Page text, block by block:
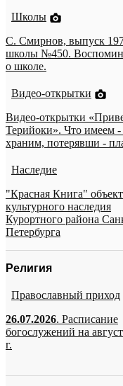
Школы
С. Смирнов, выпуск
школы №450.
о школе.
Видео-открытки
Видео-открытки
Терийоки». Что имеем -
храним, потерявши -
Наследие
"Красная Книга"
культурного наследия
Курортного района
Петербурга
Религия
Православный приход
26.07.2026. Расписание
богослужений на
г.